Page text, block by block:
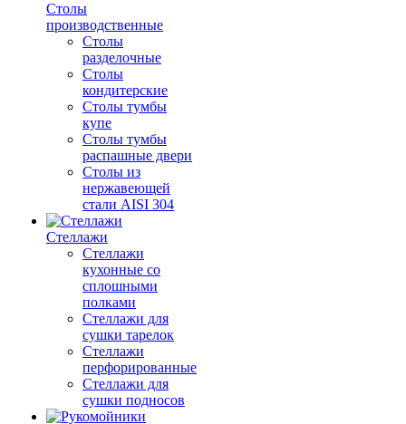
Столы
производственные
Столы
разделочные
Столы
кондитерские
Столы тумбы
купе
Столы тумбы
распашные двери
Столы из
нержавеющей
стали AISI 304
Стеллажи
Стеллажи
кухонные со
сплошными
полками
Стеллажи для
сушки тарелок
Стеллажи
перфорированные
Стеллажи для
сушки подносов